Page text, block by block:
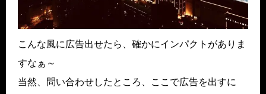
こんな風に広告出せたら、確かにインパクトがありま
すなぁ～
当然、問い合わせしたところ、ここで広告を出すに